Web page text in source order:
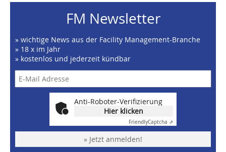
FM Newsletter
» wichtige News aus der Facility Management-Branche
» 18 x im Jahr
» kostenlos und jederzeit kündbar
Anti-Roboter-Verifizierung
Hier klicken
FriendlyCaptcha ⇗
» Jetzt anmelden!